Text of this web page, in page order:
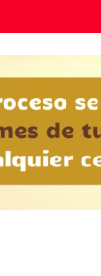
Eléctrica